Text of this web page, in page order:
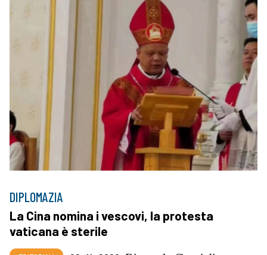
DIPLOMAZIA
La Cina nomina i vescovi, la protesta
vaticana è sterile